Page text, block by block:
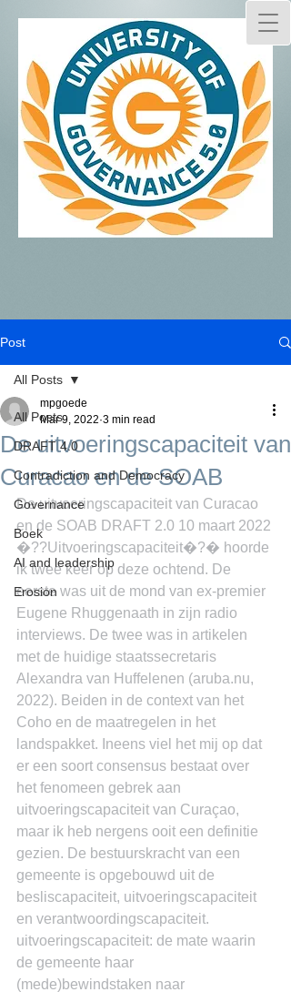
Post
All Posts
DRAFT 4.0
Contradiction and Democracy
Governance
Boek
AI and leadership
Erosion
All Posts
De uitvoeringscapaciteit van
Curacao en de SOAB
mpgoede
Mar 9, 2022 3 min read
De uitvoeringscapaciteit van Curacao
en de SOAB DRAFT 2.0 10 maart 2022
�??Uitvoeringscapaciteit�?� hoorde
ik twee keer op deze ochtend. De
eerste was uit de mond van ex-premier
Eugene Rhuggenaath in zijn radio
interviews. De twee was in artikelen
met de huidige staatssecretaris
Alexandra van Huffelenen (aruba.nu,
2022). Beiden in de context van het
Coho en de maatregelen in het
landspakket. Ineens viel het mij op dat
er een soort consensus bestaat over
het fenomeen gebrek aan
uitvoeringscapaciteit van Curaçao,
maar ik heb nergens ooit een definitie
gezien. De bestuurskracht van een
gemeente is opgebouwd uit de
besliscapaciteit, uitvoeringscapaciteit
en verantwoordingscapaciteit.
uitvoeringscapaciteit: de mate waarin
de gemeente haar
(mede)bewindstaken naar